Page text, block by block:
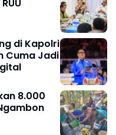
di Kapolri
Cuma Jadi
8.000